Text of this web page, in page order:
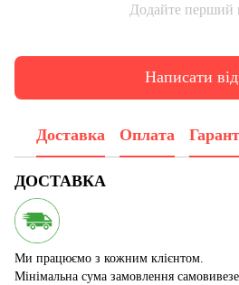
Додайте перший
Написати
Доставка Оплата
ДОСТАВКА
Ми працюємо з кожним клієнтом.
Мінімальна сума замовлення